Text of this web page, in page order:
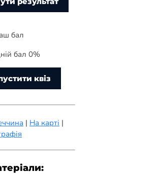
бал
бал 0%
квіз
| На карті |